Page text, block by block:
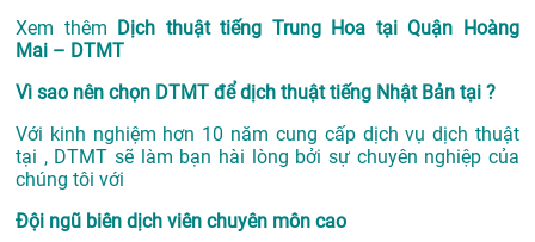
Xem thêm
Dịch thuật tiếng Trung Hoa tại Quận Hoàng
Mai – DTMT
Vì sao nên chọn DTMT để dịch thuật tiếng Nhật Bản tại ?
Với kinh nghiệm hơn 10 năm cung cấp dịch vụdịch thuật
tại , DTMT sẽ làm bạn hài lòng bởi sự chuyên nghiệp của
chúng tôi với
Đội ngũ biên dịch viên chuyên môn cao